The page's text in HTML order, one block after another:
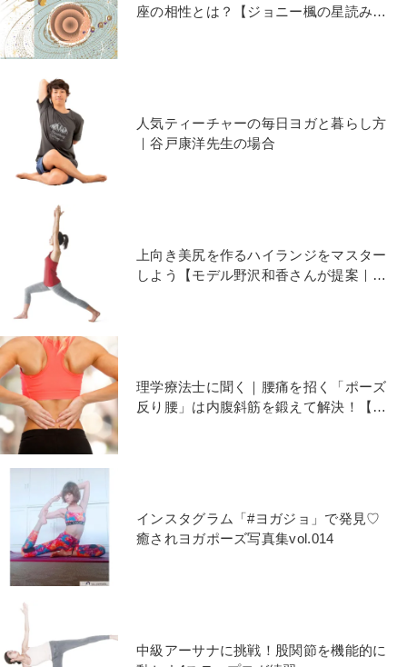
座の相性とは？【ジョニー楓の星読みガ
人気ティーチャーの毎日ヨガと暮らし方
｜谷戸康洋先生の場合
上向き美尻を作るハイランジをマスター
しよう【モデル野沢和香さんが提案｜わ
理学療法士に聞く｜腰痛を招く「ポーズ
反り腰」は内腹斜筋を鍛えて解決！【ま
インスタグラム「#ヨガジョ」で発見♡
癒されヨガポーズ写真集vol.014
中級アーサナに挑戦！股関節を機能的に